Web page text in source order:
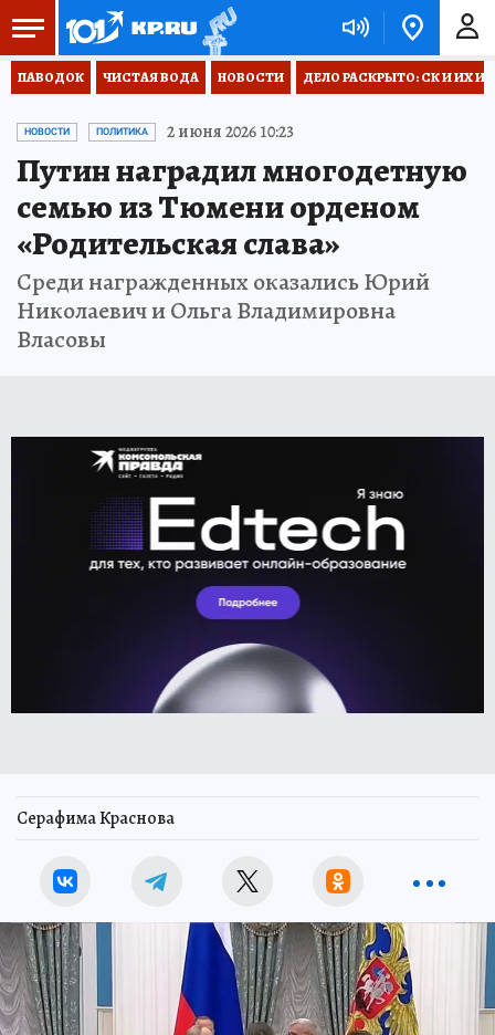
ПАВОДОК ЧИСТАЯ ВОДА НОВОСТИ ДЕЛО РАСКРЫТО: СК И ИХ
НОВОСТИ ПОЛИТИКА 2 июня 2026 10:23
Путин наградил многодетную
семью из Тюмени орденом
«Родительская слава»
Среди награжденных оказались Юрий
Николаевич и Ольга Владимировна
Власовы
Серафима Краснова